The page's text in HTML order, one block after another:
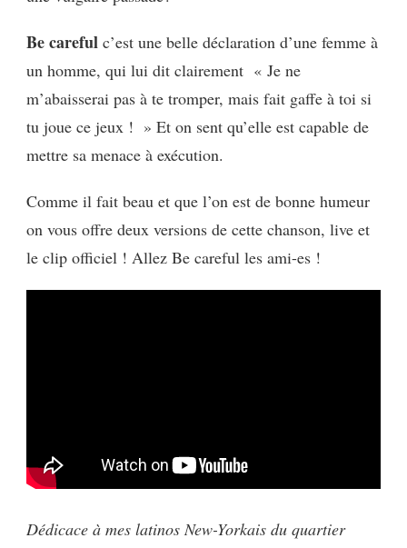
Be careful c’est une belle déclaration d’une femme à
un homme, qui lui dit clairement « Je ne
m’abaisserai pas à te tromper, mais fait gaffe à toi si
tu joue ce jeux ! » Et on sent qu’elle est capable de
mettre sa menace à exécution.
Comme il fait beau et que l’on est de bonne humeur
on vous offre deux versions de cette chanson, live et
le clip officiel ! Allez Be careful les ami-es !
Dédicace à mes latinos New-Yorkais du quartier